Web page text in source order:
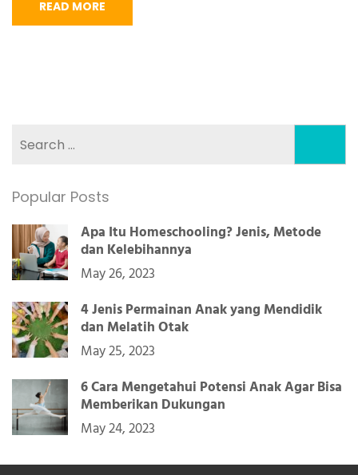
READ MORE
Popular Posts
Apa Itu Homeschooling? Jenis, Metode
dan Kelebihannya
May 26, 2023
4 Jenis Permainan Anak yang Mendidik
dan Melatih Otak
May 25, 2023
6 Cara Mengetahui Potensi Anak Agar Bisa
Memberikan Dukungan
May 24, 2023